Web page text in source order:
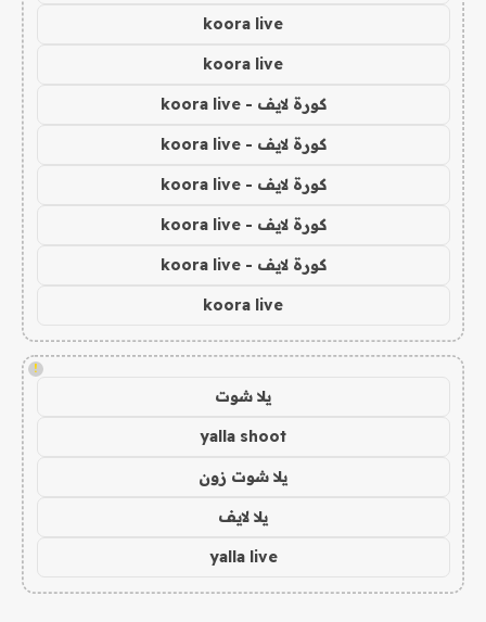
koora live
koora live
كورة لايف - koora live
كورة لايف - koora live
كورة لايف - koora live
كورة لايف - koora live
كورة لايف - koora live
koora live
!
يلا شوت
yalla shoot
يلا شوت زون
يلا لايف
yalla live